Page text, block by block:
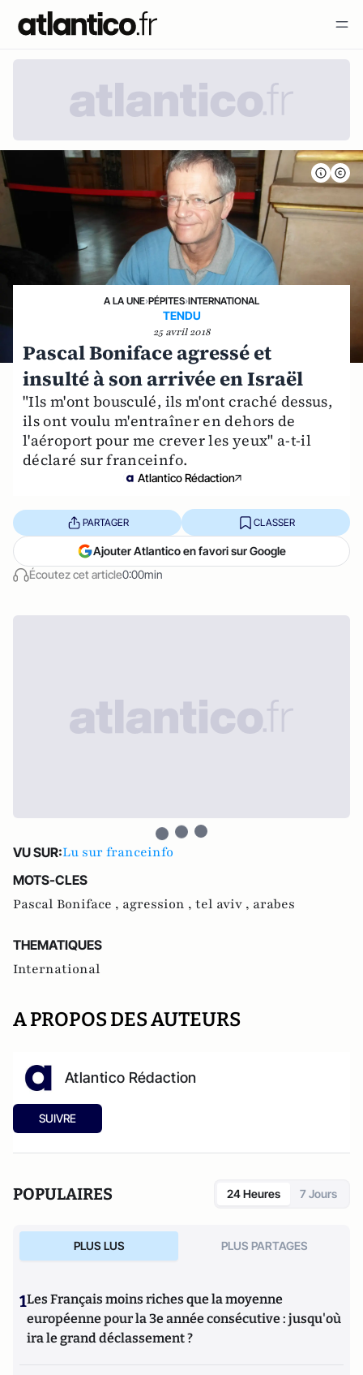
A LA UNE›PÉPITES›INTERNATIONAL
TENDU
25 avril 2018
Pascal Boniface agressé et
insulté à son arrivée en Israël
"Ils m'ont bousculé, ils m'ont craché dessus,
ils ont voulu m'entraîner en dehors de
l'aéroport pour me crever les yeux" a-t-il
déclaré sur franceinfo.
Atlantico Rédaction
Écoutez cet article0:00min
PARTAGER CLASSER
Ajouter Atlantico en favori sur Google
VU SUR:Lu sur franceinfo
MOTS-CLES
Pascal Boniface , agression , tel aviv , arabes
THEMATIQUES
International
A PROPOS DES AUTEURS
Atlantico Rédaction
SUIVRE
POPULAIRES 24 Heures 7 Jours
PLUS LUS PLUS PARTAGES
1Les Français moins riches que la moyenne
européenne pour la 3e année consécutive : jusqu'où
ira le grand déclassement ?